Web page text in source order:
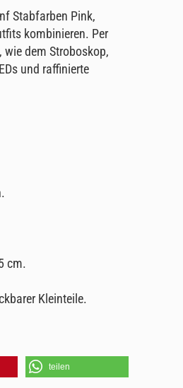
Stabfarben Pink,
kombinieren. Per
dem Stroboskop,
und raffinierte
cm.
Kleinteile.
teilen